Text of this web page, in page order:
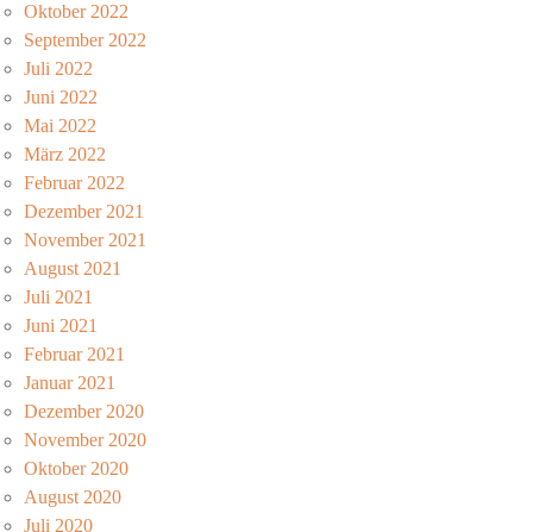
Oktober 2022
September 2022
Juli 2022
Juni 2022
Mai 2022
März 2022
Februar 2022
Dezember 2021
November 2021
August 2021
Juli 2021
Juni 2021
Februar 2021
Januar 2021
Dezember 2020
November 2020
Oktober 2020
August 2020
Juli 2020